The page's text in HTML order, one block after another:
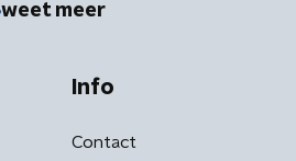
weet meer
Info
Contact